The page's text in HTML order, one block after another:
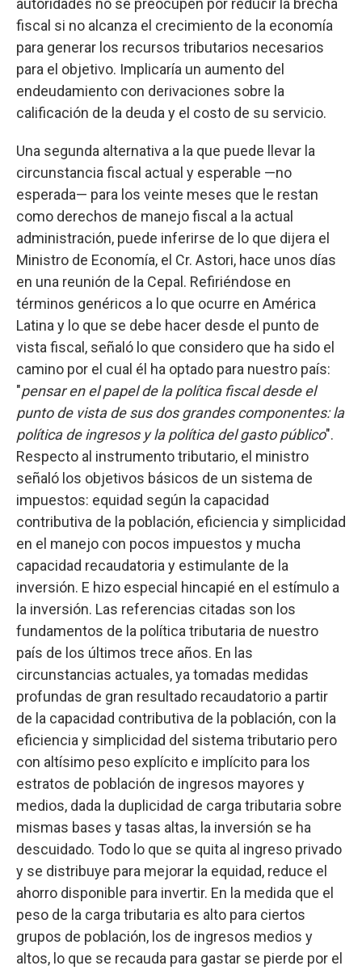
autoridades no se preocupen por reducir la brecha
fiscal si no alcanza el crecimiento de la economía
para generar los recursos tributarios necesarios
para el objetivo. Implicaría un aumento del
endeudamiento con derivaciones sobre la
calificación de la deuda y el costo de su servicio.
Una segunda alternativa a la que puede llevar la
circunstancia fiscal actual y esperable —no
esperada— para los veinte meses que le restan
como derechos de manejo fiscal a la actual
administración, puede inferirse de lo que dijera el
Ministro de Economía, el Cr. Astori, hace unos días
en una reunión de la Cepal. Refiriéndose en
términos genéricos a lo que ocurre en América
Latina y lo que se debe hacer desde el punto de
vista fiscal, señaló lo que considero que ha sido el
camino por el cual él ha optado para nuestro país:
"pensar en el papel de la política fiscal desde el
punto de vista de sus dos grandes componentes: la
política de ingresos y la política del gasto público".
Respecto al instrumento tributario, el ministro
señaló los objetivos básicos de un sistema de
impuestos: equidad según la capacidad
contributiva de la población, eficiencia y simplicidad
en el manejo con pocos impuestos y mucha
capacidad recaudatoria y estimulante de la
inversión. E hizo especial hincapié en el estímulo a
la inversión. Las referencias citadas son los
fundamentos de la política tributaria de nuestro
país de los últimos trece años. En las
circunstancias actuales, ya tomadas medidas
profundas de gran resultado recaudatorio a partir
de la capacidad contributiva de la población, con la
eficiencia y simplicidad del sistema tributario pero
con altísimo peso explícito e implícito para los
estratos de población de ingresos mayores y
medios, dada la duplicidad de carga tributaria sobre
mismas bases y tasas altas, la inversión se ha
descuidado. Todo lo que se quita al ingreso privado
y se distribuye para mejorar la equidad, reduce el
ahorro disponible para invertir. En la medida que el
peso de la carga tributaria es alto para ciertos
grupos de población, los de ingresos medios y
altos, lo que se recauda para gastar se pierde por el